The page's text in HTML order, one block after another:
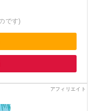
です)